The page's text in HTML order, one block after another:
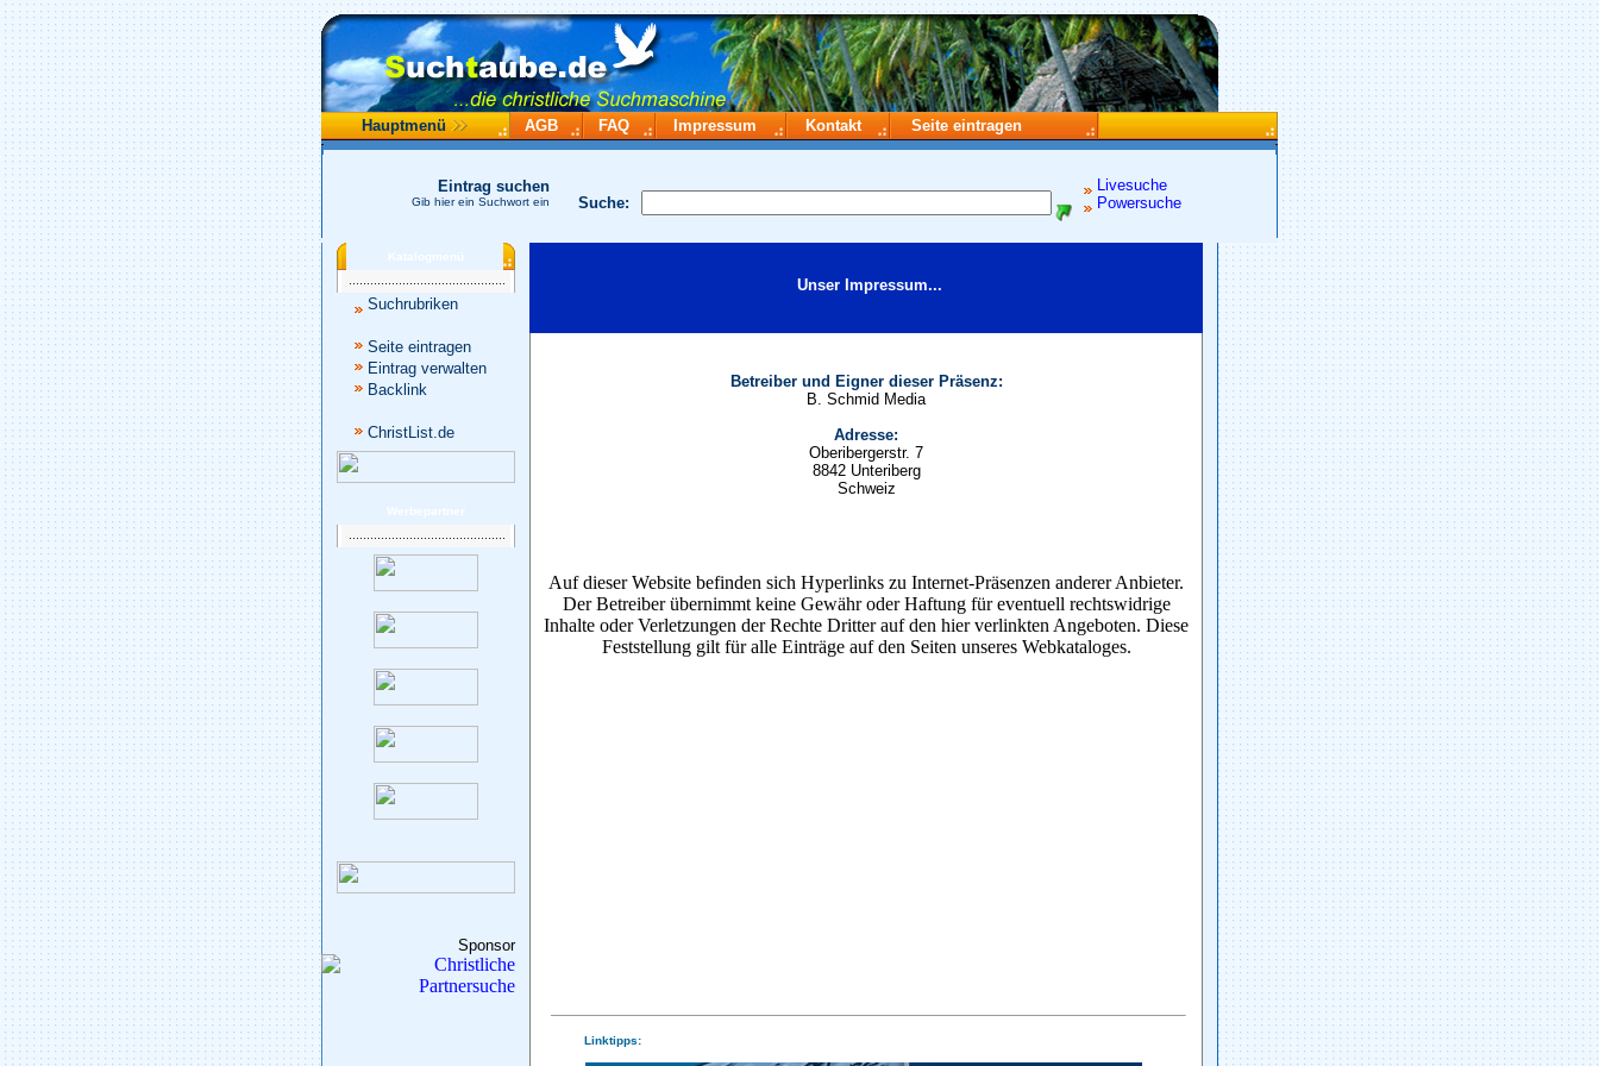
Hauptmenü AGB FAQ Impressum Kontakt Seite eintragen
Suche:
Livesuche
Powersuche
Eintrag suchen
Gib hier ein Suchwort ein
Katalogmenü
Suchrubriken
Seite eintragen
Eintrag verwalten
Backlink
ChristList.de
Werbepartner
Sponsor
Unser Impressum...
Betreiber und Eigner dieser Präsenz:
B. Schmid Media
Adresse:
Oberibergerstr. 7
8842 Unteriberg
Schweiz
Auf dieser Website befinden sich Hyperlinks zu Internet-Präsenzen anderer Anbieter.
Der Betreiber übernimmt keine Gewähr oder Haftung für eventuell rechtswidrige
Inhalte oder Verletzungen der Rechte Dritter auf den hier verlinkten Angeboten. Diese
Feststellung gilt für alle Einträge auf den Seiten unseres Webkataloges.
Linktipps: